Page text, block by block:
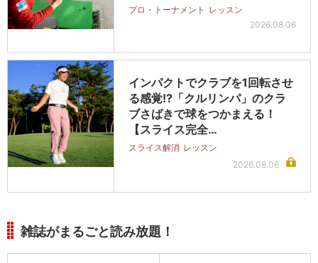
プロ・トーナメント レッスン
2026.08.06
インパクトでクラブを1回転させ
る感覚!?「クルリンパ」のクラ
ブさばきで球をつかまえる！
【スライス完全…
スライス解消 レッスン
2026.08.06
雑誌がまるごと読み放題！